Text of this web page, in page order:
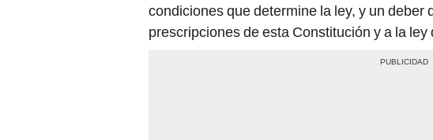
condiciones que determine la ley, y un deber
prescripciones de esta Constitución y a la ley